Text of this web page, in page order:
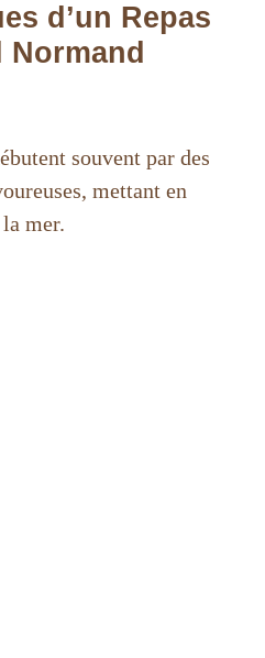
d’un Repas
Normand
souvent par des
mettant en
mer.